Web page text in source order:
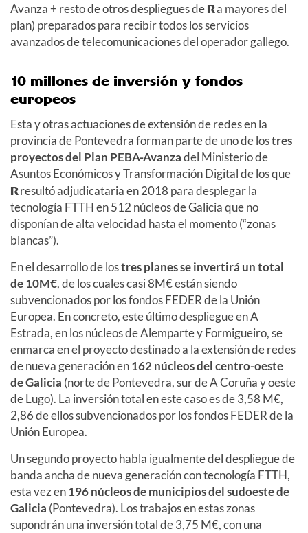
Avanza + resto de otros despliegues deRa mayores del
plan) preparados para recibir todos los servicios
avanzados de telecomunicaciones del operador gallego.
10 millones de inversión y fondos
europeos
Esta y otras actuaciones de extensión de redes en la
provincia de Pontevedra forman parte de uno de lostres
proyectos del Plan PEBA-Avanzadel Ministerio de
Asuntos Económicos y Transformación Digital de los que
Rresultó adjudicataria en 2018 para desplegar la
tecnología FTTH en 512 núcleos de Galicia que no
disponían de alta velocidad hasta el momento (“zonas
blancas”).
En el desarrollo de lostres planes se invertirá un total
de 10M€, de los cuales casi 8M€ están siendo
subvencionados por los fondos FEDER de la Unión
Europea. En concreto, este último despliegue en A
Estrada, en los núcleos de Alemparte y Formigueiro, se
enmarca en el proyecto destinado a la extensión de redes
de nueva generación en162 núcleos del centro-oeste
de Galicia (norte de Pontevedra, sur de A Coruña y oeste
de Lugo). La inversión total en este caso es de 3,58 M€,
2,86 de ellos subvencionados por los fondos FEDER de la
Unión Europea.
Un segundo proyecto habla igualmente del despliegue de
banda ancha de nueva generación con tecnología FTTH,
esta vez en196 núcleos de municipios del sudoeste de
Galicia (Pontevedra). Los trabajos en estas zonas
supondrán una inversión total de 3,75 M€, con una